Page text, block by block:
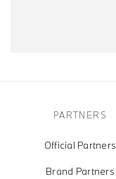
PARTNERS
Official Partners
Brand Partners